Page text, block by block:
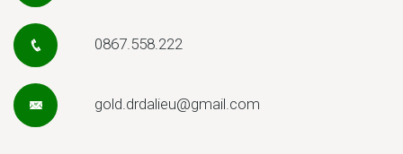
0867.558.222
gold.drdalieu@gmail.com